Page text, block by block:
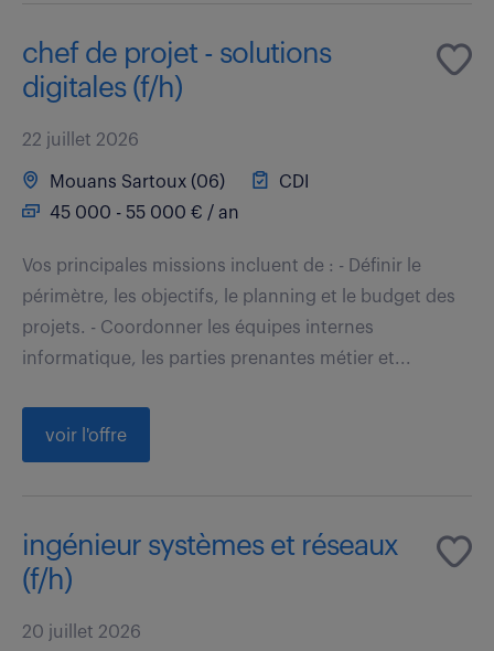
chef de projet - solutions
digitales (f/h)
22 juillet 2026
Mouans Sartoux (06)
CDI
45 000 - 55 000 € / an
Vos principales missions incluent de : - Définir le
périmètre, les objectifs, le planning et le budget des
projets. - Coordonner les équipes internes
informatique, les parties prenantes métier et...
voir l'offre
ingénieur systèmes et réseaux
(f/h)
20 juillet 2026